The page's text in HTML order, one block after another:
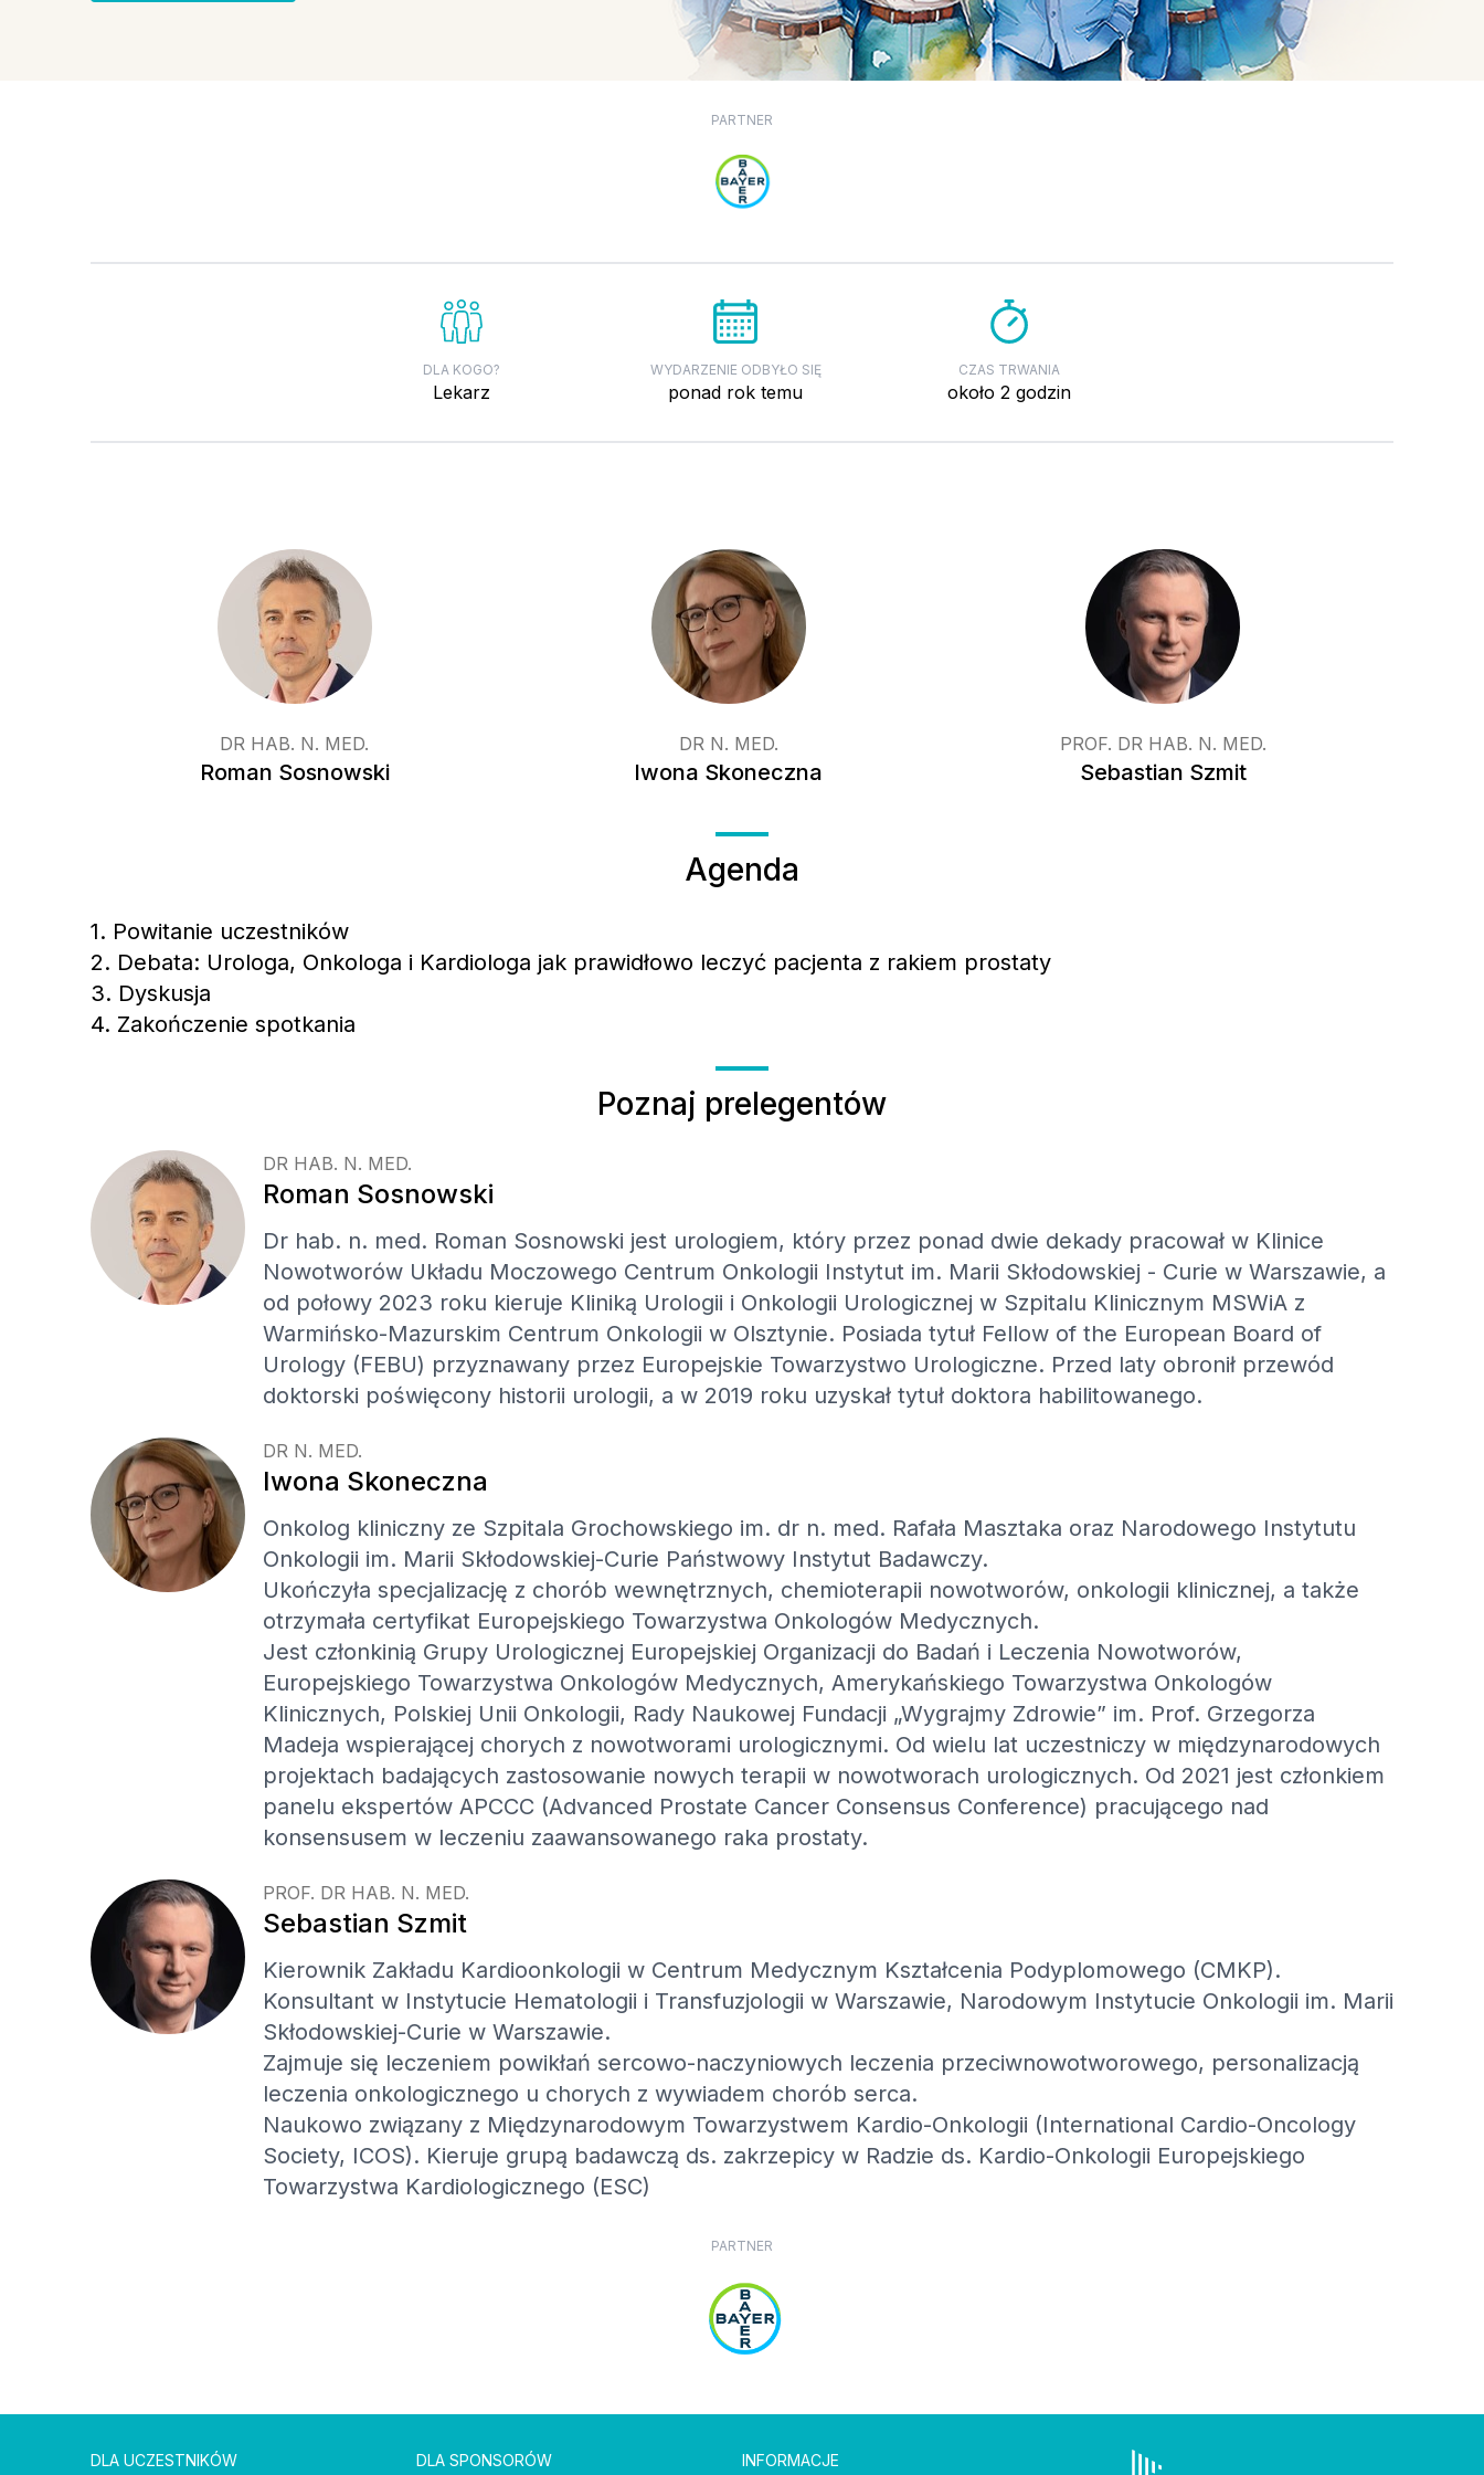
PARTNER
DLA KOGO?
lekarz
WYDARZENIE ODBYŁO SIĘ
ponad rok temu
CZAS TRWANIA
około 2 godzin
DR HAB. N. MED.
Roman Sosnowski
DR N. MED.
Iwona Skoneczna
PROF. DR HAB. N. MED.
Sebastian Szmit
Agenda
1. Powitanie uczestników
2. Debata: Urologa, Onkologa i Kardiologa jak prawidłowo leczyć pacjenta z rakiem prostaty
3. Dyskusja
4. Zakończenie spotkania
Poznaj prelegentów
DR HAB. N. MED.
Roman Sosnowski
Dr hab. n. med. Roman Sosnowski jest urologiem, który przez ponad dwie dekady pracował w Klinice
Nowotworów Układu Moczowego Centrum Onkologii Instytut im. Marii Skłodowskiej - Curie w Warszawie, a
od połowy 2023 roku kieruje Kliniką Urologii i Onkologii Urologicznej w Szpitalu Klinicznym MSWiA z
Warmińsko-Mazurskim Centrum Onkologii w Olsztynie. Posiada tytuł Fellow of the European Board of
Urology (FEBU) przyznawany przez Europejskie Towarzystwo Urologiczne. Przed laty obronił przewód
doktorski poświęcony historii urologii, a w 2019 roku uzyskał tytuł doktora habilitowanego.
DR N. MED.
Iwona Skoneczna
Onkolog kliniczny ze Szpitala Grochowskiego im. dr n. med. Rafała Masztaka oraz Narodowego Instytutu
Onkologii im. Marii Skłodowskiej-Curie Państwowy Instytut Badawczy.
Ukończyła specjalizację z chorób wewnętrznych, chemioterapii nowotworów, onkologii klinicznej, a także
otrzymała certyfikat Europejskiego Towarzystwa Onkologów Medycznych.
Jest członkinią Grupy Urologicznej Europejskiej Organizacji do Badań i Leczenia Nowotworów,
Europejskiego Towarzystwa Onkologów Medycznych, Amerykańskiego Towarzystwa Onkologów
Klinicznych, Polskiej Unii Onkologii, Rady Naukowej Fundacji „Wygrajmy Zdrowie” im. Prof. Grzegorza
Madeja wspierającej chorych z nowotworami urologicznymi. Od wielu lat uczestniczy w międzynarodowych
projektach badających zastosowanie nowych terapii w nowotworach urologicznych. Od 2021 jest członkiem
panelu ekspertów APCCC (Advanced Prostate Cancer Consensus Conference) pracującego nad
konsensusem w leczeniu zaawansowanego raka prostaty.
PROF. DR HAB. N. MED.
Sebastian Szmit
Kierownik Zakładu Kardioonkologii w Centrum Medycznym Kształcenia Podyplomowego (CMKP).
Konsultant w Instytucie Hematologii i Transfuzjologii w Warszawie, Narodowym Instytucie Onkologii im. Marii
Skłodowskiej-Curie w Warszawie.
Zajmuje się leczeniem powikłań sercowo-naczyniowych leczenia przeciwnowotworowego, personalizacją
leczenia onkologicznego u chorych z wywiadem chorób serca.
Naukowo związany z Międzynarodowym Towarzystwem Kardio-Onkologii (International Cardio-Oncology
Society, ICOS). Kieruje grupą badawczą ds. zakrzepicy w Radzie ds. Kardio-Onkologii Europejskiego
Towarzystwa Kardiologicznego (ESC)
PARTNER
DLA UCZESTNIKÓW DLA SPONSORÓW INFORMACJE